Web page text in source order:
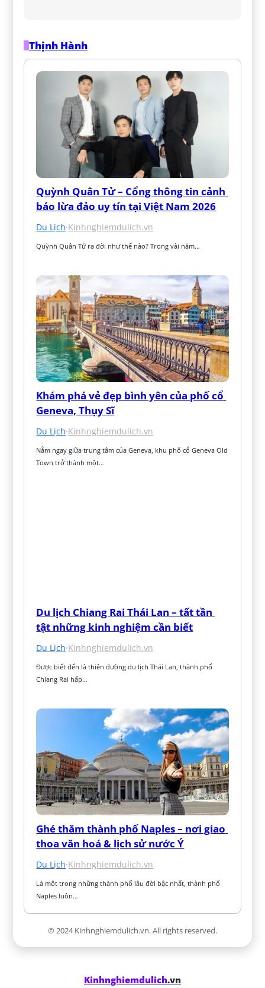
Thịnh Hành
Quỳnh Quân Tử – Cổng thông tin cảnh
báo lừa đảo uy tín tại Việt Nam 2026
Du Lịch·Kinhnghiemdulich.vn
Quỳnh Quân Tử ra đời như thế nào? Trong vài năm…
Khám phá vẻ đẹp bình yên của phố cổ
Geneva, Thụy Sĩ
Du Lịch·Kinhnghiemdulich.vn
Nằm ngay giữa trung tâm của Geneva, khu phố cổ Geneva Old
Town trở thành một…
Du lịch Chiang Rai Thái Lan – tất tần
tật những kinh nghiệm cần biết
Du Lịch·Kinhnghiemdulich.vn
Được biết đến là thiên đường du lịch Thái Lan, thành phố
Chiang Rai hấp…
Ghé thăm thành phố Naples – nơi giao
thoa văn hoá & lịch sử nước Ý
Du Lịch·Kinhnghiemdulich.vn
Là một trong những thành phố lâu đời bậc nhất, thành phố
Naples luôn…
© 2024 Kinhnghiemdulich.vn. All rights reserved.
Kinhnghiemdulich.vn